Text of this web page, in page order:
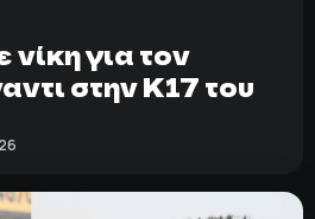
νίκη για τον
στην Κ17 του